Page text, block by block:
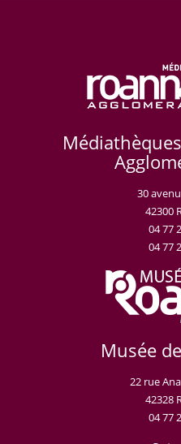
30
42300
04 77
04 77
Musée
22 rue
42328
04 77